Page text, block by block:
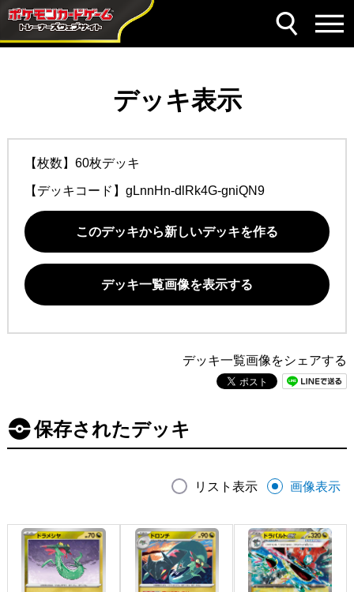
デッキ表示
【枚数】60枚デッキ
【デッキコード】 gLnnHn-dlRk4G-gniQN9
このデッキから新しいデッキを作る
デッキ一覧画像を表示する
デッキ一覧画像をシェアする
保存されたデッキ
リスト表示 画像表示